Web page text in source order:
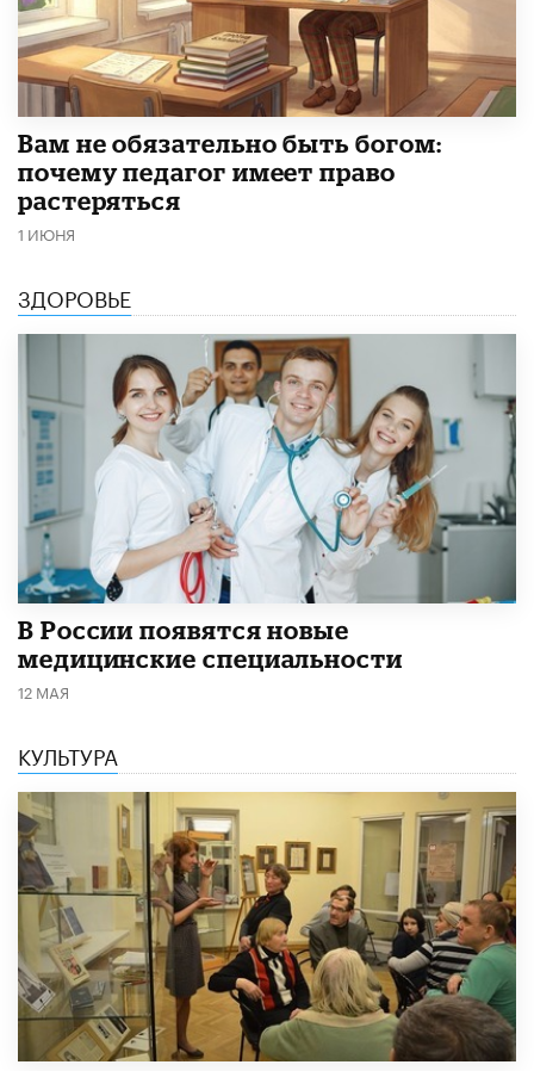
​Вам не обязательно быть богом:
почему педагог имеет право
растеряться
1 ИЮНЯ
ЗДОРОВЬЕ
В России появятся новые
медицинские специальности
12 МАЯ
КУЛЬТУРА